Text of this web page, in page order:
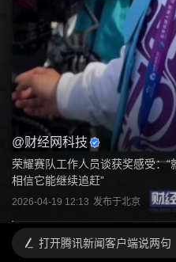
@财经网科技
荣耀赛队工作人员谈获奖感受：
相信它能继续追赶”
2026-04-19 12:13 发布于北京
打开腾讯新闻客户端说两句